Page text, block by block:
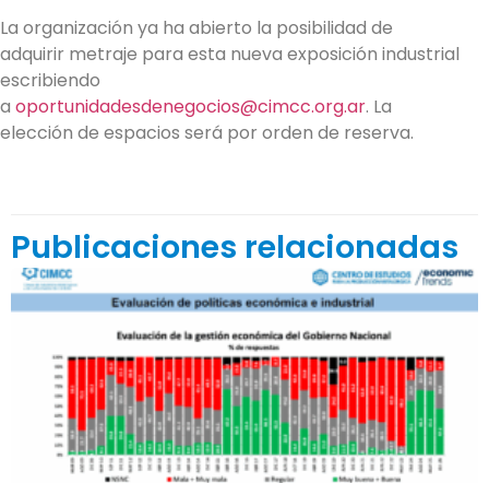
La organización ya ha abierto la posibilidad de
adquirir metraje para esta nueva exposición industrial
escribiendo
a oportunidadesdenegocios@cimcc.org.ar. La
elección de espacios será por orden de reserva.
Publicaciones relacionadas